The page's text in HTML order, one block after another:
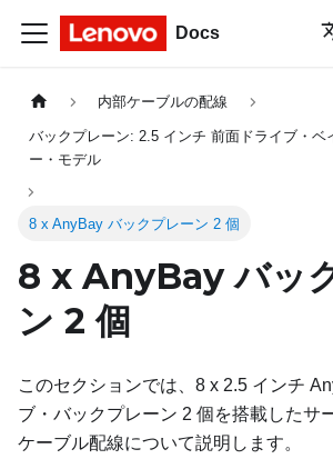
Docs
内部ケーブルの配線
バックプレーン: 2.5 インチ 前面ドライブ・ベ
ー・モデル
8 x AnyBay バックプレーン 2 個
8 x AnyBay バッ
ン 2 個
このセクションでは、8 x 2.5 インチ
ブ・バックプレーン 2 個を搭載したサ
ケーブル配線について説明します。